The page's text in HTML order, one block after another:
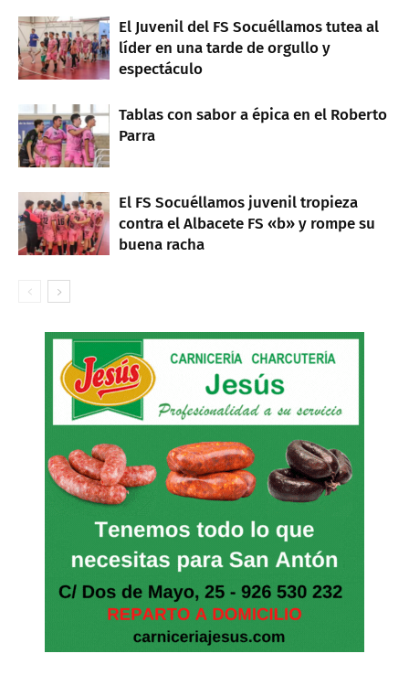
El Juvenil del FS Socuéllamos tutea al
líder en una tarde de orgullo y
espectáculo
Tablas con sabor a épica en el Roberto
Parra
El FS Socuéllamos juvenil tropieza
contra el Albacete FS «b» y rompe su
buena racha